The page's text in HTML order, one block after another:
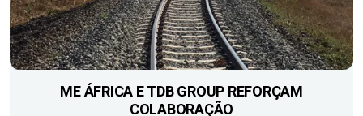
ME ÁFRICA E TDB GROUP REFORÇAM
COLABORAÇÃO